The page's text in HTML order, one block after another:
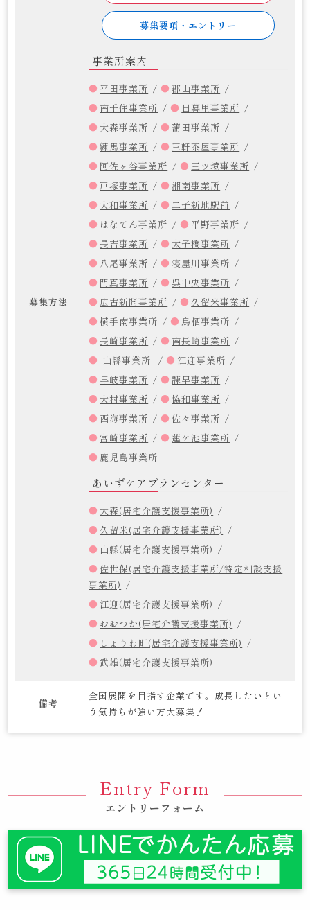
募集方法
募集要項・エントリー
事業所案内
平田事業所
郡山事業所
南千住事業所
日暮里事業所
大森事業所
蒲田事業所
練馬事業所
三軒茶屋事業所
阿佐ヶ谷事業所
三ツ境事業所
戸塚事業所
湘南事業所
大和事業所
二子新地駅前
はなてん事業所
平野事業所
長吉事業所
太子橋事業所
八尾事業所
寝屋川事業所
門真事業所
呉中央事業所
広古新開事業所
久留米事業所
横手南事業所
鳥栖事業所
長崎事業所
南長崎事業所
山縣事業所
江迎事業所
早岐事業所
諫早事業所
大村事業所
協和事業所
西海事業所
佐々事業所
宮崎事業所
蓮ケ池事業所
鹿児島事業所
あいずケアプランセンター
大森(居宅介護支援事業所)
久留米(居宅介護支援事業所)
山縣(居宅介護支援事業所)
佐世保(居宅介護支援事業所/特定相談支援
事業所)
江迎(居宅介護支援事業所)
おおつか(居宅介護支援事業所)
しょうわ町(居宅介護支援事業所)
武雄(居宅介護支援事業所)
備考
全国展開を目指す企業です。成長したいとい
う気持ちが強い方大募集！
Entry Form
エントリーフォーム